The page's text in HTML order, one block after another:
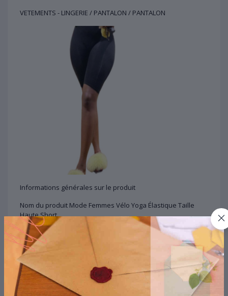
VETEMENTS - LINGERIE / PANTALON / PANTALON
Informations générales sur le produit
Nom du produit Mode Femmes Vélo Yoga Élastique Taille
Haute Short
Catégorie PANTALON
Général
Marque: AUCUNE
Couleur(s): Noir